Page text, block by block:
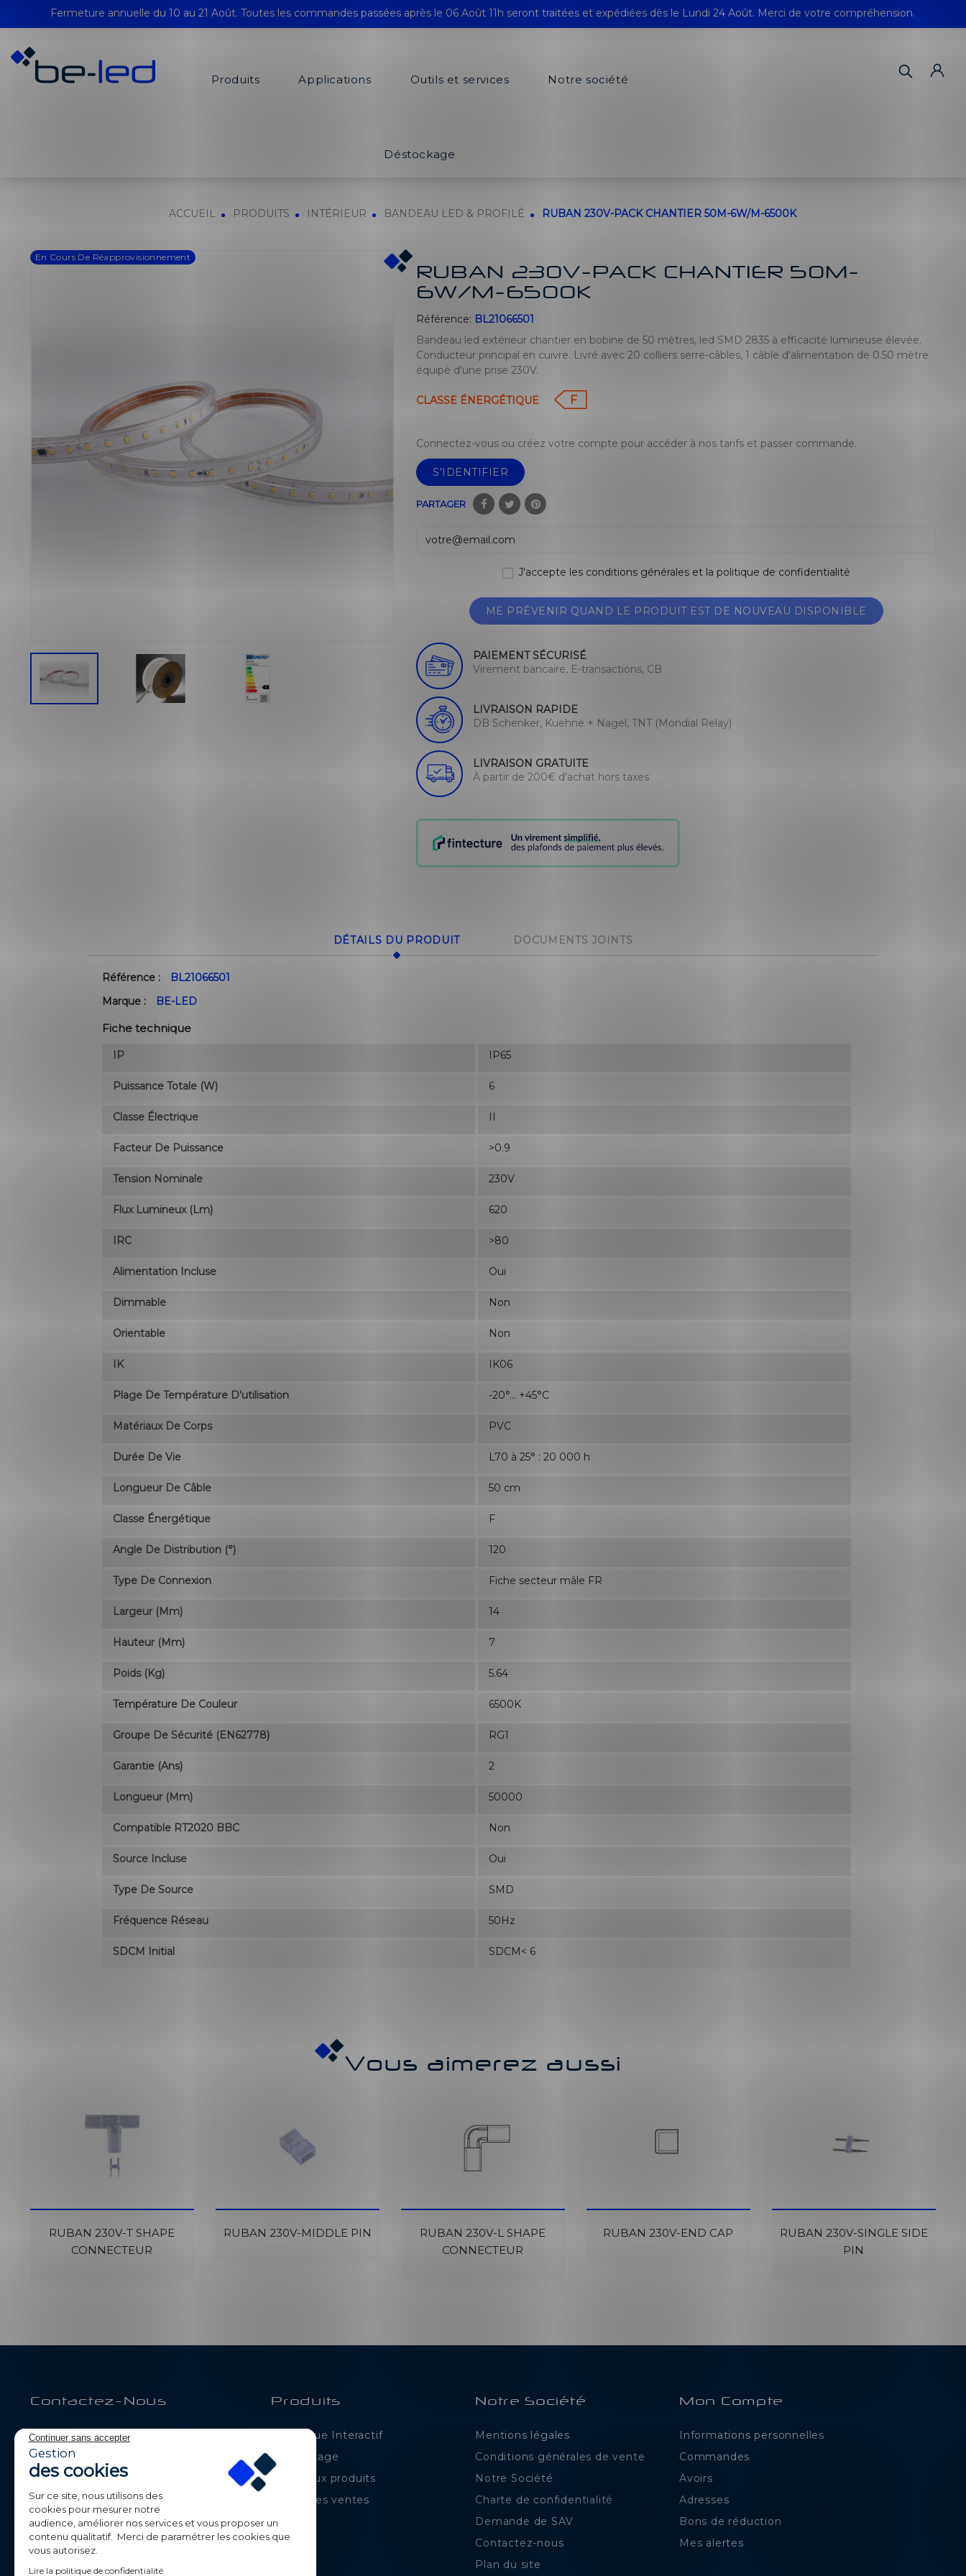
Fermeture annuelle du 10 au 21 Août. Toutes les commandes passées après le 06 Août 11h seront traitées et expédiées dès le Lundi 24 Août. Merci de votre compréhension.
Produits Applications Outils et services Notre société
Déstockage
ACCUEIL PRODUITS INTÉRIEUR BANDEAU LED & PROFILÉ RUBAN 230V-PACK CHANTIER 50M-6W/M-6500K
En Cours De Réapprovisionnement
RUBAN 230V-PACK CHANTIER 50M-
6W/M-6500K
Référence: BL21066501
Bandeau led extérieur chantier en bobine de 50 mètres, led SMD 2835 à efficacité lumineuse élevée.
Conducteur principal en cuivre. Livré avec 20 colliers serre-câbles, 1 câble d'alimentation de 0.50 mètre
équipé d'une prise 230V.
CLASSE ÉNERGÉTIQUE F
Connectez-vous ou créez votre compte pour accéder à nos tarifs et passer commande.
S'IDENTIFIER
PARTAGER
J'accepte les conditions générales et la politique de confidentialité
ME PRÉVENIR QUAND LE PRODUIT EST DE NOUVEAU DISPONIBLE
PAIEMENT SÉCURISÉ
Virement bancaire, E-transactions, CB
LIVRAISON RAPIDE
DB Schenker, Kuehne + Nagel, TNT (Mondial Relay)
LIVRAISON GRATUITE
À partir de 200€ d'achat hors taxes
DÉTAILS DU PRODUIT DOCUMENTS JOINTS
Référence :
BL21066501
Marque :
BE-LED
Fiche technique
IP IP65
Puissance Totale (W) 6
Classe Électrique II
Facteur De Puissance >0.9
Tension Nominale 230V
Flux Lumineux (lm) 620
IRC >80
Alimentation Incluse Oui
Dimmable Non
Orientable Non
IK IK06
Plage De Température D'utilisation -20°... +45°C
Matériaux De Corps PVC
Durée De Vie L70 à 25° : 20 000 h
Longueur De Câble 50 cm
Classe Énergétique F
Angle De Distribution (°) 120
Type De Connexion Fiche secteur mâle FR
Largeur (mm) 14
Hauteur (mm) 7
Poids (kg) 5.64
Température De Couleur 6500K
Groupe De Sécurité (EN62778) RG1
Garantie (ans) 2
Longueur (mm) 50000
Compatible RT2020 BBC Non
Source Incluse Oui
Type De Source SMD
Fréquence Réseau 50Hz
SDCM Initial SDCM< 6
Vous aimerez aussi
RUBAN 230V-T SHAPE
CONNECTEUR
RUBAN 230V-MIDDLE PIN
RUBAN 230V-L SHAPE
CONNECTEUR
RUBAN 230V-END CAP
Réapprovisionnement
RUBAN 230V-SINGLE SIDE
PIN
Contactez-Nous
BE-LED
Parc de Calvi
105 route de Chavanne
74330 POISY
France
+33 (0)4 50 09 42 87
contact@beledpro.com
Produits
Catalogue Interactif
Déstockage
Nouveaux produits
Meilleures ventes
Notre Société
Mentions légales
Conditions générales de vente
Notre Société
Charte de confidentialité
Demande de SAV
Contactez-nous
Plan du site
Mon Compte
Informations personnelles
Commandes
Avoirs
Adresses
Bons de réduction
Mes alertes
Continuer sans accepter
Gestion
des cookies
Sur ce site, nous utilisons des
cookies pour mesurer notre
audience, améliorer nos services et vous proposer un
contenu qualitatif. Merci de paramétrer les cookies que
vous autorisez.
Lire la politique de confidentialité